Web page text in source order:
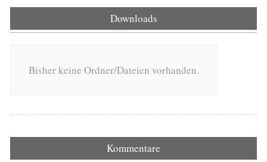
Downloads
Bisher keine Ordner/Dateien vorhanden.
Kommentare